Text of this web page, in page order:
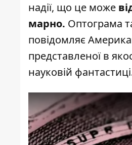
надії, що це може
марно. Оптограма
повідомляє
представленої в
науковій